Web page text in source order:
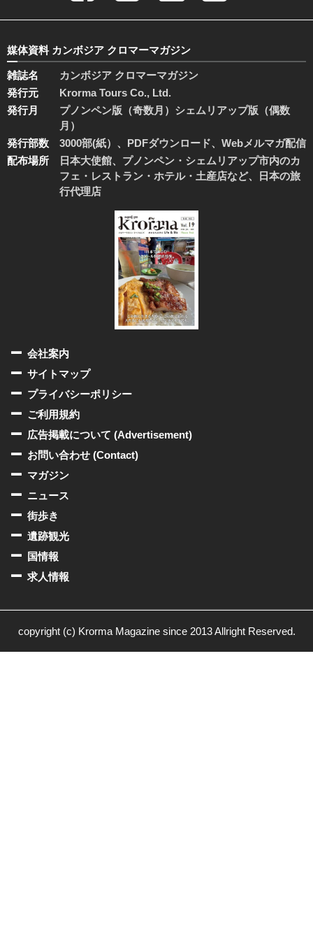
媒体資料 カンボジア クロマーマガジン
雑誌名
カンボジア クロマーマガジン
発行元
Krorma Tours Co., Ltd.
発行月
プノンペン版（奇数月）シェムリアップ版（偶数
月）
発行部数
3000部(紙）、PDFダウンロード、Webメルマガ配信
配布場所
日本大使館、プノンペン・シェムリアップ市内のカ
フェ・レストラン・ホテル・土産店など、日本の旅
行代理店
会社案内
サイトマップ
プライバシーポリシー
ご利用規約
広告掲載について (Advertisement)
お問い合わせ (Contact)
マガジン
ニュース
街歩き
遺跡観光
国情報
求人情報
copyright (c) Krorma Magazine since 2013 Allright Reserved.